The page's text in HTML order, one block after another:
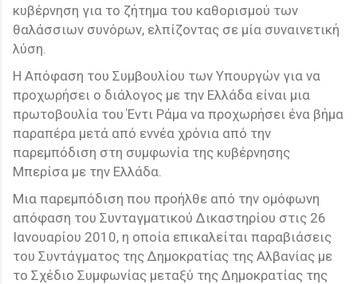
κυβέρνηση για το ζήτημα του καθορισμού των
θαλάσσιων συνόρων, ελπίζοντας σε μία συναινετική
λύση.
Η Απόφαση του Συμβουλίου των Υπουργών για να
προχωρήσει ο διάλογος με την Ελλάδα είναι μια
πρωτοβουλία του Έντι Ράμα να προχωρήσει ένα βήμα
παραπέρα μετά από εννέα χρόνια από την
παρεμπόδιση στη συμφωνία της κυβέρνησης
Μπερίσα με την Ελλάδα.
Μια παρεμπόδιση που προήλθε από την ομόφωνη
απόφαση του Συνταγματικού Δικαστηρίου στις 26
Ιανουαρίου 2010, η οποία επικαλείται παραβιάσεις
του Συντάγματος της Δημοκρατίας της Αλβανίας με
το Σχέδιο Συμφωνίας μεταξύ της Δημοκρατίας της